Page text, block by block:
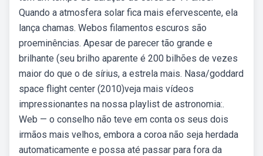
Quando a atmosfera solar fica mais efervescente, ela
lança chamas. Webos filamentos escuros são
proeminências. Apesar de parecer tão grande e
brilhante (seu brilho aparente é 200 bilhões de vezes
maior do que o de sírius, a estrela mais. Nasa/goddard
space flight center (2010)veja mais vídeos
impressionantes na nossa playlist de astronomia:.
Web — o conselho não teve em conta os seus dois
irmãos mais velhos, embora a coroa não seja herdada
automaticamente e possa até passar para fora da